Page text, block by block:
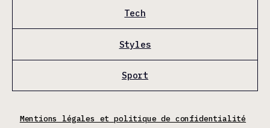
Tech
Styles
Sport
Mentions légales et politique de confidentialité